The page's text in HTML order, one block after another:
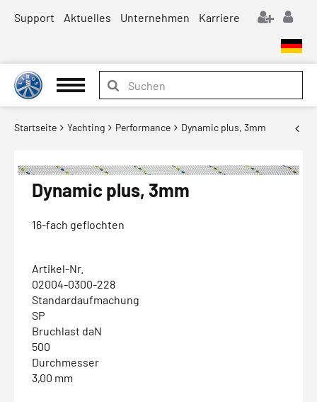
Support Aktuelles Unternehmen Karriere
Startseite Yachting Performance Dynamic plus, 3mm
Dynamic plus, 3mm
16-fach geflochten
Artikel-Nr.
02004-0300-228
Standardaufmachung
SP
Bruchlast daN
500
Durchmesser
3,00 mm